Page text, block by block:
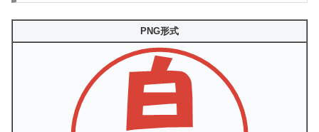
PNG形式